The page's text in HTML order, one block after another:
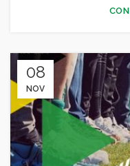
08
NOV